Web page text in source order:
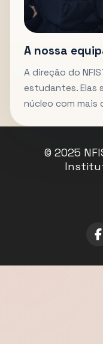
A nossa
A direção do
estudantes. Elas
núcleo com
© 2025